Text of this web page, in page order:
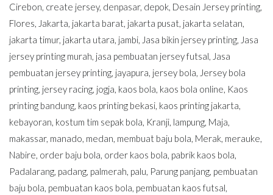
Cirebon, create jersey, denpasar, depok, Desain Jersey printing,
Flores, Jakarta, jakarta barat, jakarta pusat, jakarta selatan,
jakarta timur, jakarta utara, jambi, Jasa bikin jersey printing, Jasa
jersey printing murah, jasa pembuatan jersey futsal, Jasa
pembuatan jersey printing, jayapura, jersey bola, Jersey bola
printing, jersey racing, jogja, kaos bola, kaos bola online, Kaos
printing bandung, kaos printing bekasi, kaos printing jakarta,
kebayoran, kostum tim sepak bola, Kranji, lampung, Maja,
makassar, manado, medan, membuat baju bola, Merak, merauke,
Nabire, order baju bola, order kaos bola, pabrik kaos bola,
Padalarang, padang, palmerah, palu, Parung panjang, pembuatan
baju bola, pembuatan kaos bola, pembuatan kaos futsal,